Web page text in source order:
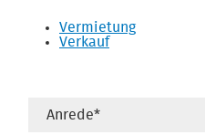
Vermietung
Verkauf